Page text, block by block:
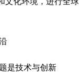
是技术与创新